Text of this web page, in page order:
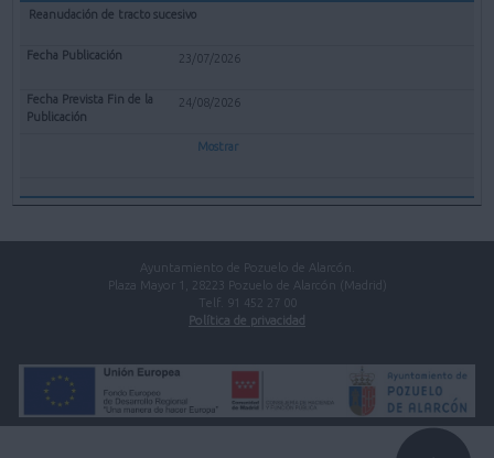
Reanudación de tracto sucesivo
23/07/2026
24/08/2026
Mostrar
Ayuntamiento de Pozuelo de Alarcón.
Plaza Mayor 1, 28223 Pozuelo de Alarcón (Madrid)
Telf. 91 452 27 00
Política de privacidad